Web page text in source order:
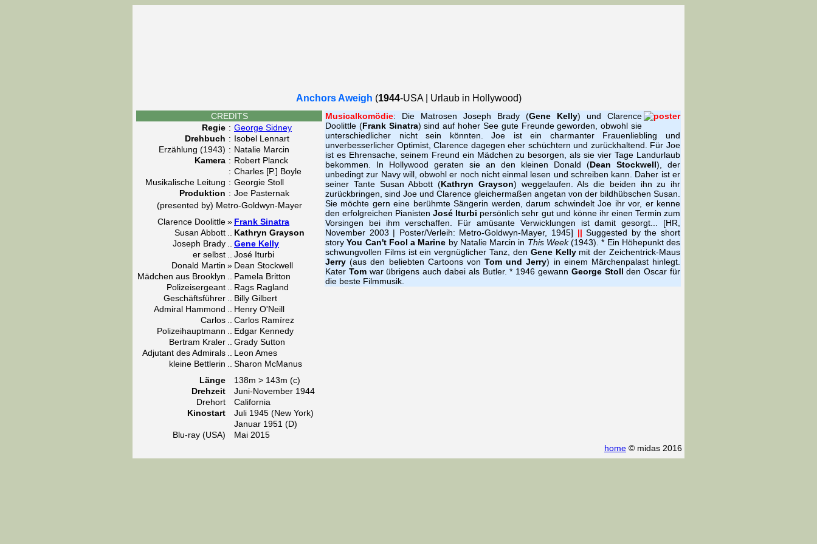
Anchors Aweigh (1944-USA | Urlaub in Hollywood)
CREDITS
Regie : George Sidney
Drehbuch : Isobel Lennart
Erzählung (1943) : Natalie Marcin
Kamera : Robert Planck
: Charles [P.] Boyle
Musikalische Leitung : Georgie Stoll
Produktion : Joe Pasternak
(presented by) Metro-Goldwyn-Mayer
Clarence Doolittle» Frank Sinatra
Susan Abbott
Kathryn Grayson
Joseph Brady
Gene Kelly
er selbst
José Iturbi
Donald Martin » Dean Stockwell
Mädchen aus Brooklyn
Pamela Britton
Polizeisergeant
Rags Ragland
Geschäftsführer
Billy Gilbert
Admiral Hammond
Henry O'Neill
Carlos
Carlos Ramírez
Polizeihauptmann
Edgar Kennedy
Bertram Kraler
Grady Sutton
Adjutant des Admirals
Leon Ames
kleine Bettlerin
Sharon McManus
Länge
138m > 143m (c)
Drehzeit
Juni-November 1944
Drehort
California
Kinostart
Juli 1945 (New York)
Januar 1951 (D)
Blu-ray (USA)
Mai 2015
Musicalkomödie: Die Matrosen Joseph Brady (Gene Kelly) und Clarence
Doolittle (Frank Sinatra) sind auf hoher See gute Freunde geworden, obwohl sie
unterschiedlicher nicht sein könnten. Joe ist ein charmanter Frauenliebling und
unverbesserlicher Optimist, Clarence dagegen eher schüchtern und zurückhaltend. Für Joe
ist es Ehrensache, seinem Freund ein Mädchen zu besorgen, als sie vier Tage Landurlaub
bekommen. In Hollywood geraten sie an den kleinen Donald (Dean Stockwell), der
unbedingt zur Navy will, obwohl er noch nicht einmal lesen und schreiben kann. Daher ist er
seiner Tante Susan Abbott (Kathryn Grayson) weggelaufen. Als die beiden ihn zu ihr
zurückbringen, sind Joe und Clarence gleichermaßen angetan von der bildhübschen Susan.
Sie möchte gern eine berühmte Sängerin werden, darum schwindelt Joe ihr vor, er kenne
den erfolgreichen PianistenJosé Iturbi persönlich sehr gut und könne ihr einen Termin zum
Vorsingen bei ihm verschaffen. Für amüsante Verwicklungen ist damit gesorgt... [HR,
November 2003 | Poster/Verleih: Metro-Goldwyn-Mayer, 1945] || Suggested by the short
storyYou Can't Fool a Marine by Natalie Marcin in This Week(1943). * Ein Höhepunkt des
schwungvollen Films ist ein vergnüglicher Tanz, den Gene Kellymit der Zeichentrick-Maus
Jerry (aus den beliebten Cartoons von Tom und Jerry) in einem Märchenpalast hinlegt.
Kater Tomwar übrigens auch dabei als Butler. * 1946 gewann George Stoll den Oscar für
die beste Filmmusik.
home © midas 2016